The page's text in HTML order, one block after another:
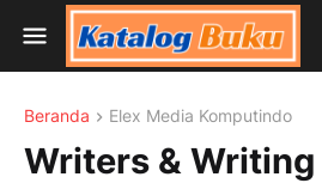
Beranda Elex Media Komputindo
Writers & Writing